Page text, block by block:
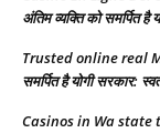
अंतिम व्यक्ति को समर्पित
Trusted online real
समर्पित है योगी सरकार:
Casinos in Wa state